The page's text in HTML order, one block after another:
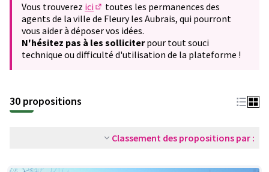
Vous trouverez ici
(S'ouvre dans un nouvel onglet)
toutes les permanences des
agents de la ville de Fleury les Aubrais, qui pourront
vous aider à déposer vos idées.
N'hésitez pas à les solliciterpour tout souci
technique ou difficulté d'utilisation de la plateforme !
30 propositions
Classement des propositions par :